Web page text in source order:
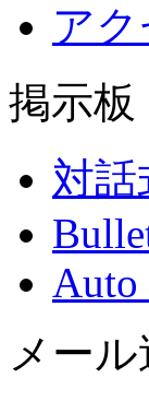
ア
掲示板
対
Auto
メー